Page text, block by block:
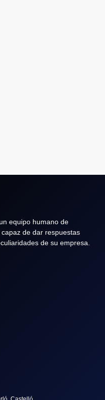
equipo humano de
de dar respuestas
de su empresa.